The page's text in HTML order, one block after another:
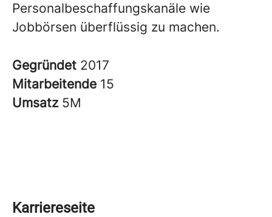
Personalbeschaffungskanäle wie
Jobbörsen überflüssig zu machen.
Gegründet 2017
Mitarbeitende 15
Umsatz 5M
Karriereseite